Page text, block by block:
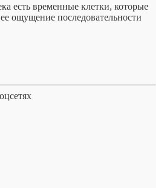
есть временные клетки, которые
ощущение последовательности